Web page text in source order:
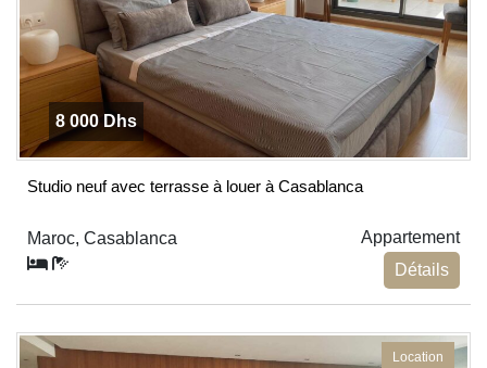
8 000 Dhs
Studio neuf avec terrasse à louer à Casablanca
Maroc, Casablanca
Appartement
Détails
Location